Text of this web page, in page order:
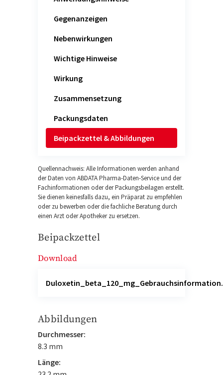
Gegenanzeigen
Nebenwirkungen
Wichtige Hinweise
Wirkung
Zusammensetzung
Packungsdaten
Beipackzettel & Abbildungen
Quellennachweis: Alle Informationen werden anhand
der Daten von ABDATA Pharma-Daten-Service und der
Fachinformationen oder der Packungsbeilagen erstellt.
Sie dienen keinesfalls dazu, ein Präparat zu empfehlen
oder zu bewerben oder die fachliche Beratung durch
einen Arzt oder Apotheker zu ersetzen.
Beipackzettel
Download
Abbildungen
Durchmesser:
8.3 mm
Länge: